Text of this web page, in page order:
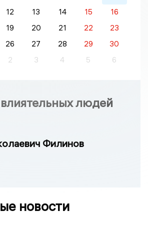
12 13 14 15
16
19 20 21 22
23
26 27 28 29
30
2 3 4 5 6
людей
Филинов
новости